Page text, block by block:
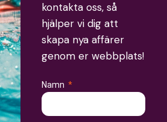
kontakta oss, så
hjälper vi dig att
skapa nya affärer
genom er webbplats!
Namn